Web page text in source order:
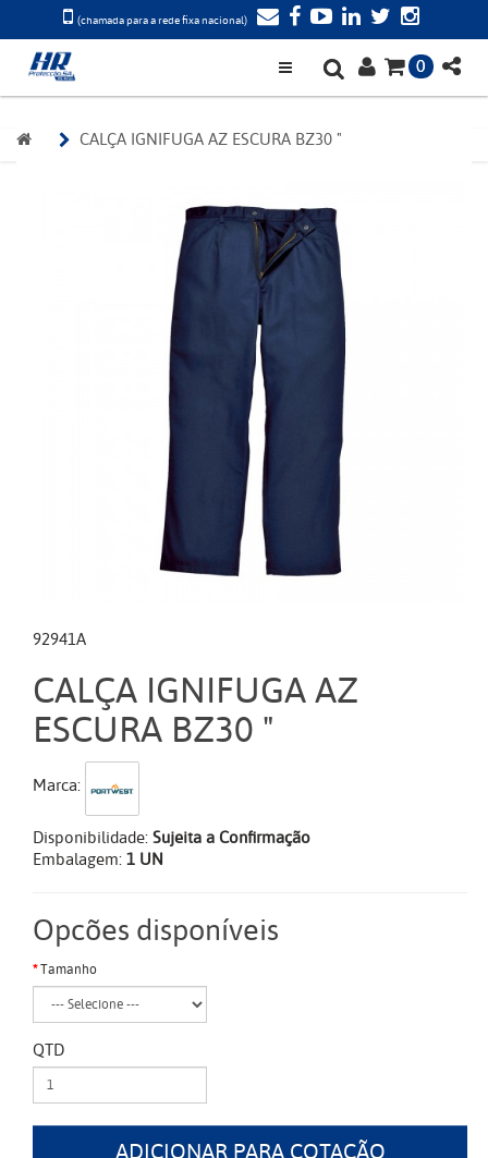
(chamada para a rede fixa nacional)
0
CALÇA IGNIFUGA AZ ESCURA BZ30 "
92941A
CALÇA IGNIFUGA AZ
ESCURA BZ30 "
Marca:
Disponibilidade:Sujeita a Confirmação
Embalagem:1 UN
Opcões disponíveis
Tamanho
QTD